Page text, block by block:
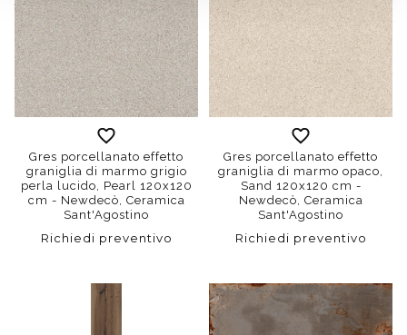
Gres porcellanato effetto
graniglia di marmo grigio
perla lucido, Pearl 120x120
cm - Newdecò, Ceramica
Sant'Agostino
Richiedi preventivo
Gres porcellanato effetto
graniglia di marmo opaco,
Sand 120x120 cm -
Newdecò, Ceramica
Sant'Agostino
Richiedi preventivo